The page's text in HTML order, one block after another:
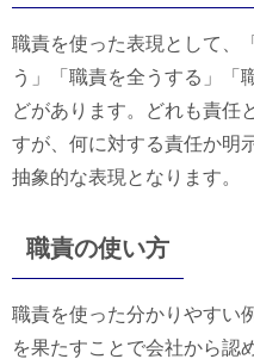
職責を使った表現として、
う」「職責を全うする」「
どがあります。どれも責任
すが、何に対する責任か明
抽象的な表現となります。
職責の使い方
職責を使った分かりやすい
を果たすことで会社から認